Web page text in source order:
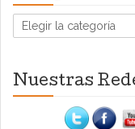
Categorías
Nuestras